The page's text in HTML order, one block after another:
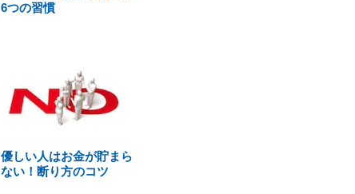
6つの習慣
優しい人はお金が貯まら
ない！断り方のコツ